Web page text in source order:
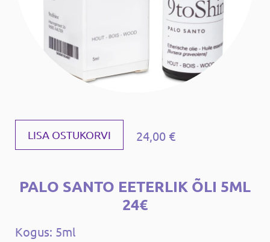
LISA OSTUKORVI 24,00 €
PALO SANTO EETERLIK ÕLI 5ML
24€
Kogus: 5ml